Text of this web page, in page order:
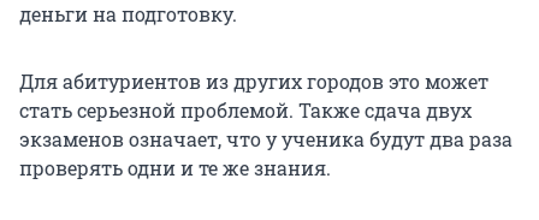
деньги на подготовку.
Для абитуриентов из других городов это может
стать серьезной проблемой. Также сдача двух
экзаменов означает, что у ученика будут два раза
проверять одни и те же знания.